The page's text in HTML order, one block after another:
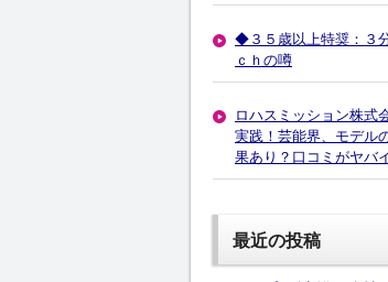
◆３５歳以上特奨：３
ｃｈの噂
ロハスミッション株式
実践！芸能界、モデル
果あり？口コミがヤバ
最近の投稿